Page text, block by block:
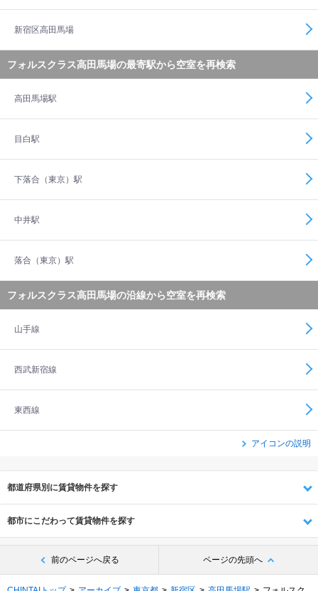
新宿区高田馬場
フォルスクラス高田馬場の最寄駅から空室を再検索
高田馬場駅
目白駅
下落合（東京）駅
中井駅
落合（東京）駅
フォルスクラス高田馬場の沿線から空室を再検索
山手線
西武新宿線
東西線
アイコンの説明
都道府県別に賃貸物件を探す
都市にこだわって賃貸物件を探す
前のページへ戻る ページの先頭へ